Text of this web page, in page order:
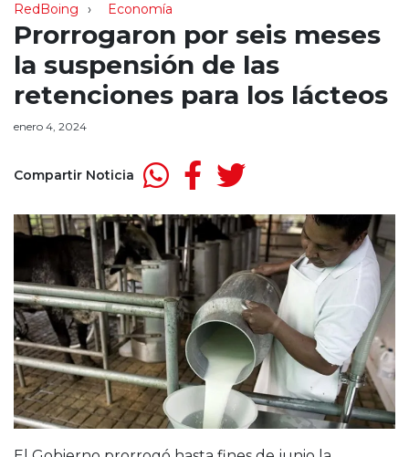
RedBoing Economía
Prorrogaron por seis meses
la suspensión de las
retenciones para los lácteos
enero 4, 2024
Compartir Noticia